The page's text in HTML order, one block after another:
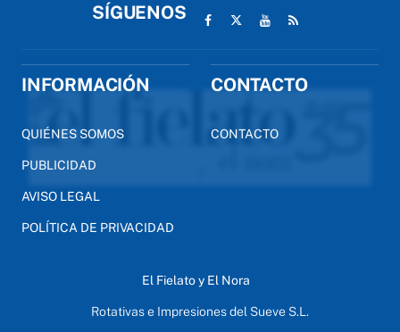
SÍGUENOS
INFORMACIÓN
QUIÉNES SOMOS
PUBLICIDAD
AVISO LEGAL
POLÍTICA DE PRIVACIDAD
CONTACTO
CONTACTO
El Fielato y El Nora
Rotativas e Impresiones del Sueve S.L.